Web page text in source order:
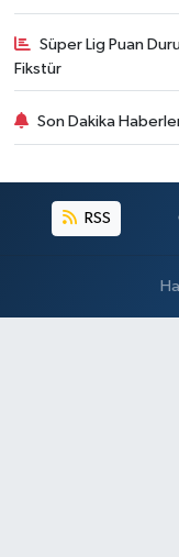
Süper Lig Puan
Fikstür
Son Dakika
RSS